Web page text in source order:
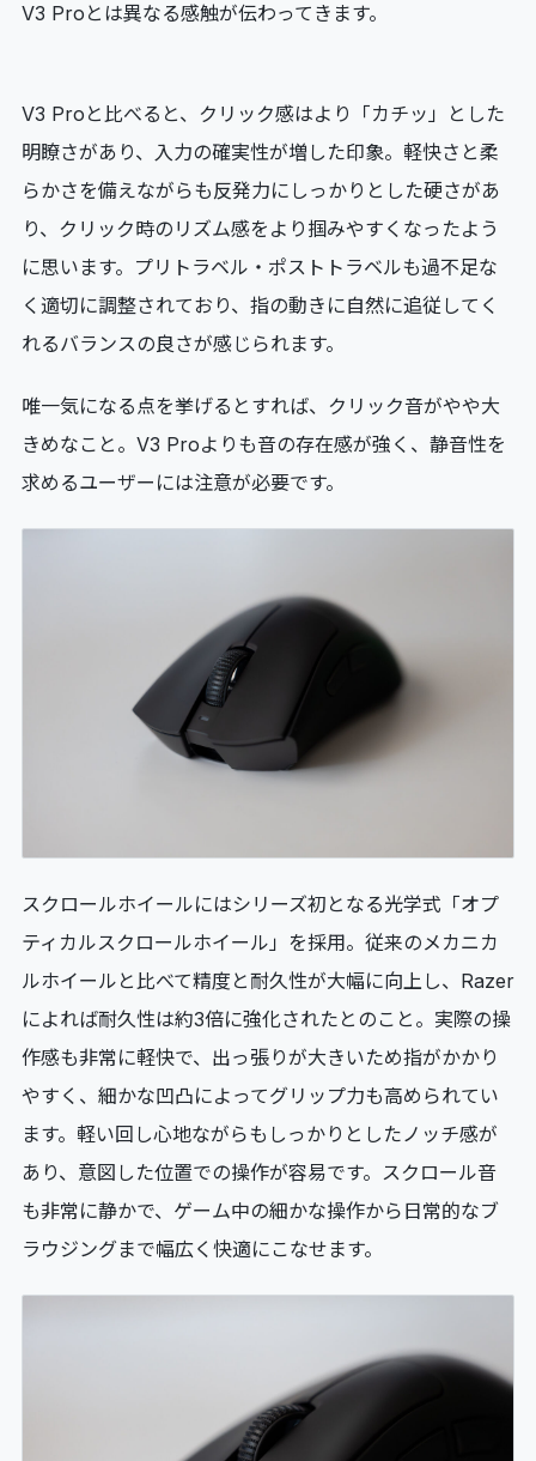
V3 Proとは異なる感触が伝わってきます。
V3 Proと比べると、クリック感はより「カチッ」とした
明瞭さがあり、入力の確実性が増した印象。軽快さと柔
らかさを備えながらも反発力にしっかりとした硬さがあ
り、クリック時のリズム感をより掴みやすくなったよう
に思います。プリトラベル・ポストトラベルも過不足な
く適切に調整されており、指の動きに自然に追従してく
れるバランスの良さが感じられます。
唯一気になる点を挙げるとすれば、クリック音がやや大
きめなこと。V3 Proよりも音の存在感が強く、静音性を
求めるユーザーには注意が必要です。
スクロールホイールにはシリーズ初となる光学式「オプ
ティカルスクロールホイール」を採用。従来のメカニカ
ルホイールと比べて精度と耐久性が大幅に向上し、Razer
によれば耐久性は約3倍に強化されたとのこと。実際の操
作感も非常に軽快で、出っ張りが大きいため指がかかり
やすく、細かな凹凸によってグリップ力も高められてい
ます。軽い回し心地ながらもしっかりとしたノッチ感が
あり、意図した位置での操作が容易です。スクロール音
も非常に静かで、ゲーム中の細かな操作から日常的なブ
ラウジングまで幅広く快適にこなせます。